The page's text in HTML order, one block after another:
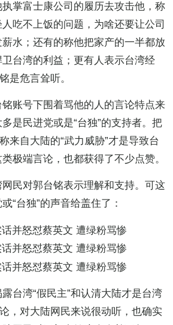
掌富士康公司的履历去攻击他，称
吃不上饭的问题，为啥还要让公司
水；还有的称他把家产的一半都放
台湾的利益；更有人表示台湾经
是危言耸听。
账号下围着骂他的人的言论特点来
是民进党或是“台独”的支持者。把
来自大陆的“武力威胁”才是导致台
极端言论，也都获得了不少点赞。
民对郭台铭表示理解和支持。可这
“台独”的声音给盖住了：
台湾“假民主”和认清大陆才是台湾
，对大陆网民来说很动听，也确实